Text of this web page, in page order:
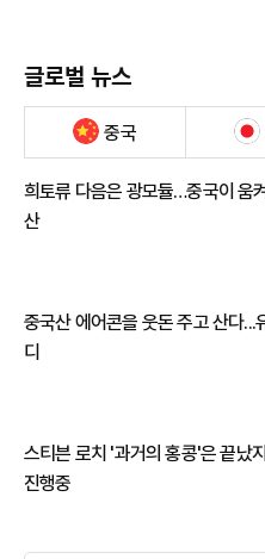
글로벌 뉴스
중국
희토류 다음은 광모듈…중국이 움
산
중국산 에어콘을 웃돈 주고 산다...
디
스티븐 로치 '과거의 홍콩'은 끝났
진행중